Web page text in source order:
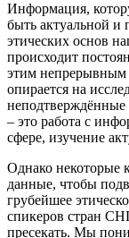
Информация,
быть актуальной и
этических основ
происходит
этим непрерывным
опирается на
– это работа с
сфере, изучение
Однако некоторые
данные, чтобы
грубейшее
спикеров стран
пресекать. Мы